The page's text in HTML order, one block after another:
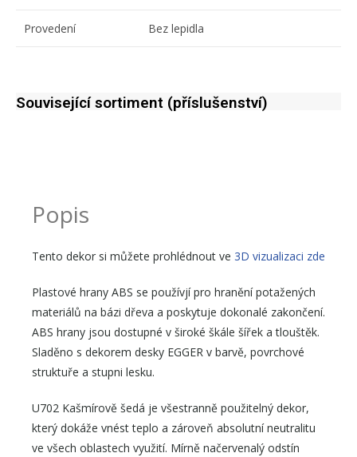
Popis
Tento dekor si můžete prohlédnout ve 3D vizualizaci zde
Plastové hrany ABS se používjí pro hranění potažených
materiálů na bázi dřeva a poskytuje dokonalé zakončení.
ABS hrany jsou dostupné v široké škále šířek a tlouštěk.
Sladěno s dekorem desky EGGER v barvě, povrchové
struktuře a stupni lesku.
U702 Kašmírově šedá je všestranně použitelný dekor,
který dokáže vnést teplo a zároveň absolutní neutralitu
ve všech oblastech využití. Mírně načervenalý odstín
Provedení Bez lepidla
Související sortiment (příslušenství)